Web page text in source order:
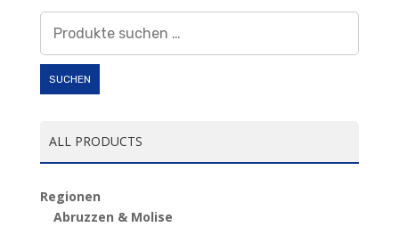
nach:
SUCHEN
ALL PRODUCTS
Regionen
Abruzzen & Molise